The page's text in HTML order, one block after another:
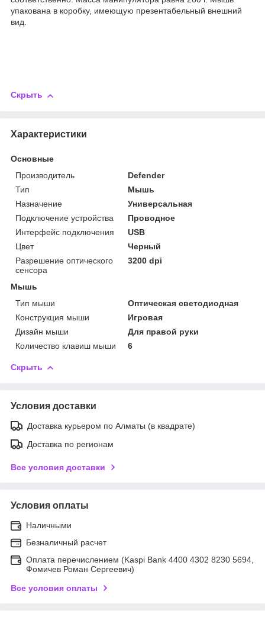
упакована в коробку, имеющую презентабельный внешний
вид.
Скрыть
Характеристики
Основные
Производитель
Defender
Тип
Мышь
Назначение
Универсальная
Подключение устройства
Проводное
Интерфейс подключения
USB
Цвет
Черный
Разрешение оптического
сенсора
3200 dpi
Мышь
Тип мыши
Оптическая светодиодная
Конструкция мыши
Игровая
Дизайн мыши
Для правой руки
Количество клавиш мыши
6
Скрыть
Условия доставки
Доставка курьером по Алматы (в квадрате)
Доставка по регионам
Все условия доставки
Условия оплаты
Наличными
Безналичный расчет
Оплата перечислением (Kaspi Bank 4400 4302 8230 5694,
Фомичев Роман Сергеевич)
Все условия оплаты